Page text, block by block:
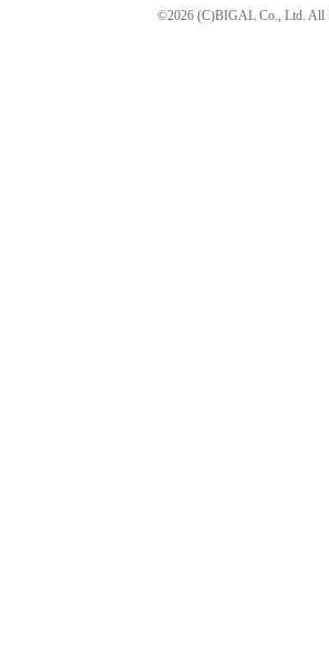
©2026 (C)BIGAL Co., Ltd. All